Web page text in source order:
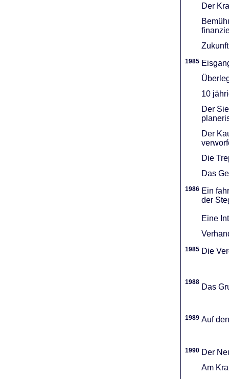
Der
1985
10
Der
Der
Die
Das
1986 Ein
der
Eine
1985 Die
1988
Das
1989 Auf
1990 Der
Am